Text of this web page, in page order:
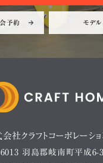
会予約 モデル
社クラフトコーポレーショ
6013 羽島郡岐南町平成6-